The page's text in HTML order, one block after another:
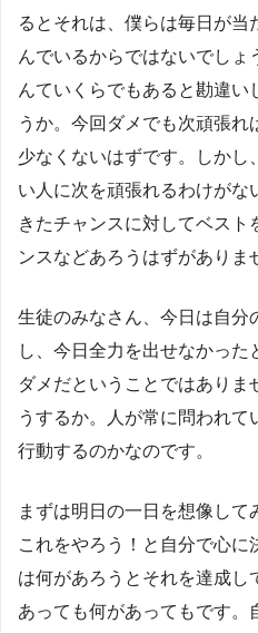
るとそれは、僕らは毎日が
んでいるからではないでし
んていくらでもあると勘違い
うか。今回ダメでも次頑張
少なくないはずです。しかし
い人に次を頑張れるわけがな
きたチャンスに対してベスト
ンスなどあろうはずがありま
生徒のみなさん、今日は自分
し、今日全力を出せなかっ
ダメだということではあり
うするか。人が常に問われて
行動するのかなのです。
まずは明日の一日を想像し
これをやろう！と自分で心に
は何があろうとそれを達成
あっても何があってもです